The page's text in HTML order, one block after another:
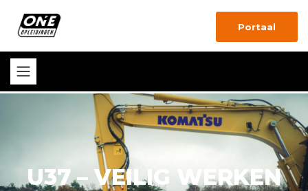
Portaal
U37 – VEILIG WERKEN